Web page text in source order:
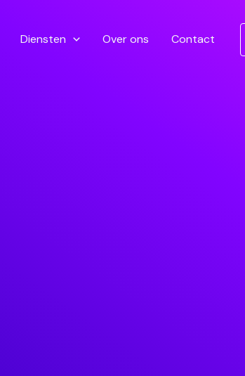
Diensten Over ons Contact